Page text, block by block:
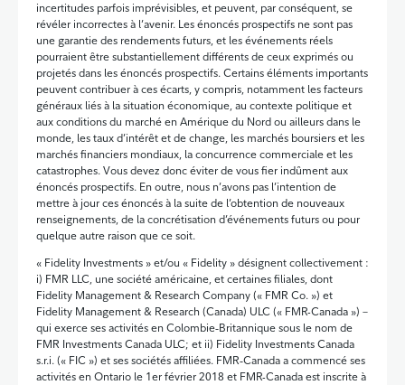
incertitudes parfois imprévisibles, et peuvent, par conséquent, se
révéler incorrectes à l’avenir. Les énoncés prospectifs ne sont pas
une garantie des rendements futurs, et les événements réels
pourraient être substantiellement différents de ceux exprimés ou
projetés dans les énoncés prospectifs. Certains éléments importants
peuvent contribuer à ces écarts, y compris, notamment les facteurs
généraux liés à la situation économique, au contexte politique et
aux conditions du marché en Amérique du Nord ou ailleurs dans le
monde, les taux d’intérêt et de change, les marchés boursiers et les
marchés financiers mondiaux, la concurrence commerciale et les
catastrophes. Vous devez donc éviter de vous fier indûment aux
énoncés prospectifs. En outre, nous n’avons pas l’intention de
mettre à jour ces énoncés à la suite de l’obtention de nouveaux
renseignements, de la concrétisation d’événements futurs ou pour
quelque autre raison que ce soit.
« Fidelity Investments » et/ou « Fidelity » désignent collectivement :
i) FMR LLC, une société américaine, et certaines filiales, dont
Fidelity Management & Research Company (« FMR Co. ») et
Fidelity Management & Research (Canada) ULC (« FMR-Canada ») –
qui exerce ses activités en Colombie‑Britannique sous le nom de
FMR Investments Canada ULC; et ii) Fidelity Investments Canada
s.r.i. (« FIC ») et ses sociétés affiliées. FMR‑Canada a commencé ses
activités en Ontario le 1er février 2018 et FMR-Canada est inscrite à